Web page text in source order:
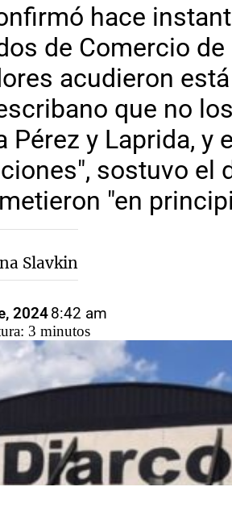
hace
de Comercio
acudieron
que no
Pérez y Laprida,
sostuvo el
"en
Slavkin
20248:42 am
3 minutos